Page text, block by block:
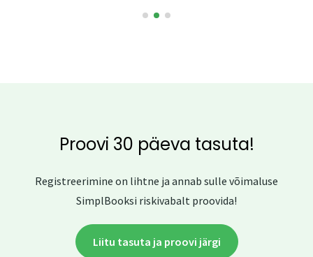
Proovi 30 päeva tasuta!
Registreerimine on lihtne ja annab sulle võimaluse
SimplBooksi riskivabalt proovida!
Liitu tasuta ja proovi järgi